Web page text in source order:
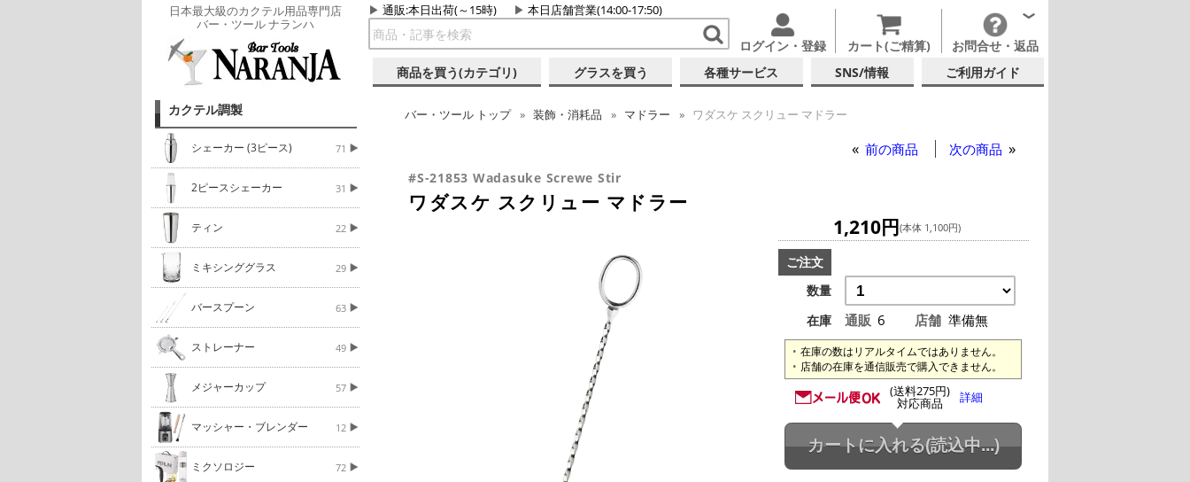
日本最大級のカクテル用品専門店
バー・ツール ナランハ
通販:本日出荷(～15時) 本日店舗営業(14:00-17:50)
ログイン・登録 カート(ご精算) お問合せ・返品
商品を買う(カテゴリ) グラスを買う 各種サービス SNS/情報 ご利用ガイド
カクテル調製
シェーカー (3ピース) 71
2ピースシェーカー 31
ティン 22
ミキシンググラス 29
バースプーン 63
ストレーナー 49
メジャーカップ 57
マッシャー・ブレンダー 12
ミクソロジー 72
バー・ツール トップ 装飾・消耗品 マドラー ワダスケ スクリュー マドラー
前の商品 次の商品
#S-21853 Wadasuke Screwe Stir
ワダスケ スクリュー マドラー
1,210円(本体 1,100円)
ご注文
数量
在庫
通販 6 店舗 準備無
在庫の数はリアルタイムではありません。
店舗の在庫を通信販売で購入できません。
(送料275円)
対応商品 詳細
カートに入れる(読込中...)